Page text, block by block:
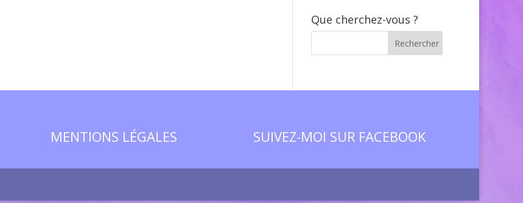
Que cherchez-vous ?
MENTIONS LÉGALES SUIVEZ-MOI SUR FACEBOOK